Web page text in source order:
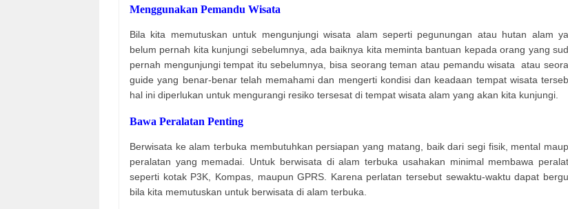
Menggunakan Pemandu Wisata
Bila kita memutuskan untuk mengunjungi wisata alam seperti pegunungan atau hutan alam
belum pernah kita kunjungi sebelumnya, ada baiknya kita meminta bantuan kepada orang yang
pernah mengunjungi tempat itu sebelumnya, bisa seorang teman atau pemandu wisata
atau
guide yang benar-benar telah memahami dan mengerti kondisi dan keadaan tempat wisata
hal ini diperlukan untuk mengurangi resiko tersesat di tempat wisata alam yang akan kita kunjungi.
Bawa Peralatan Penting
Berwisata ke alam terbuka membutuhkan persiapan yang matang, baik dari segi fisik, mental
peralatan yang memadai. Untuk berwisata di alam terbuka usahakan minimal membawa
seperti kotak P3K, Kompas, maupun GPRS. Karena perlatan tersebut sewaktu-waktu dapat
bila kita memutuskan untuk berwisata di alam terbuka.